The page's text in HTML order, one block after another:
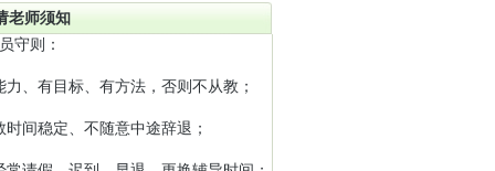
老师须知
守则：
力、有目标、有方法，否则不从教；
时间稳定、不随意中途辞退；